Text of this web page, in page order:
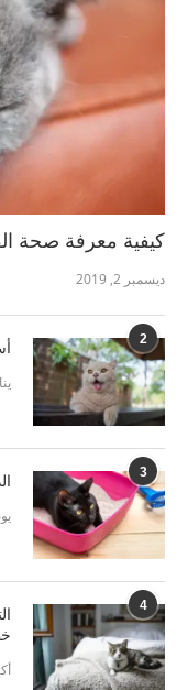
كيفية معرفة صحة
ديسمبر 2, 2019
2
يناير
3
4